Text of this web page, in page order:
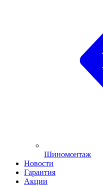
Шиномонтаж
Новости
Гарантия
Акции